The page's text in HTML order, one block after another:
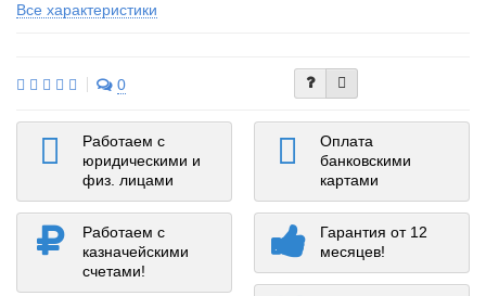
Все характеристики
0
Работаем с
юридическими и
физ. лицами
Оплата
банковскими
картами
Работаем с
казначейскими
счетами!
Гарантия от 12
месяцев!